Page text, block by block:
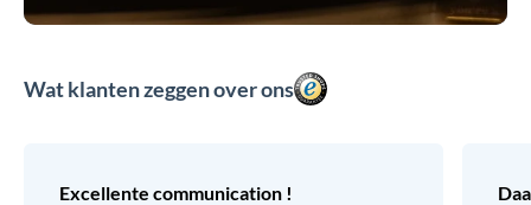
Wat klanten zeggen over ons
Excellente communication !